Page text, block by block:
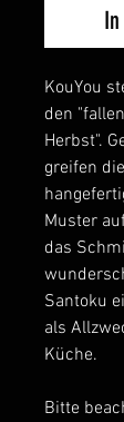
KouYou
den
Herbst".
greifen
Muster
das
Santoku
als
Küche.
Bitte